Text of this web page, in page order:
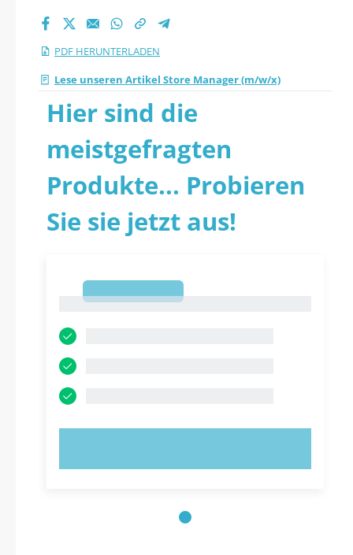
PDF HERUNTERLADEN
Lese unseren Artikel Store Manager (m/w/x)
Hier sind die
meistgefragten
Produkte... Probieren
Sie sie jetzt aus!